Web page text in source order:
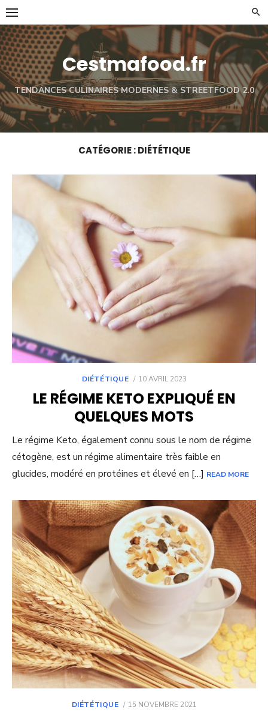
Skip
to
content
Cestmafood.fr
TENDANCES CULINAIRES MODERNES & STREETFOOD 2.0
CATÉGORIE :DIÉTÉTIQUE
DIÉTÉTIQUE
POSTED
10 AVRIL 2023
LE RÉGIME KETO EXPLIQUÉ EN
QUELQUES MOTS
Le régime Keto, également connu sous le nom de régime
cétogène, est un régime alimentaire très faible en
glucides, modéré en protéines et élevé en […] READ MORE
DIÉTÉTIQUE
POSTED
15 NOVEMBRE 2021